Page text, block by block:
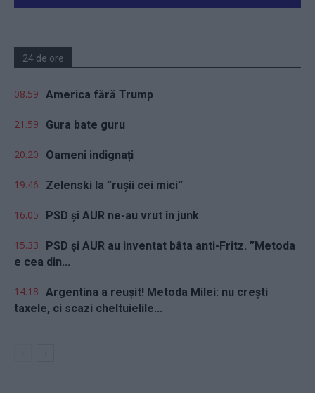
24 de ore
08.59 America fără Trump
21.59 Gura bate guru
20.20 Oameni indignați
19.46 Zelenski la ”rușii cei mici”
16.05 PSD și AUR ne-au vrut în junk
15.33
PSD și AUR au inventat bâta anti-Fritz. ”Metoda
e cea din...
14.18 Argentina a reușit! Metoda Milei: nu crești
taxele, ci scazi cheltuielile...